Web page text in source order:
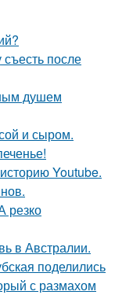
после
душем
и сыром.
Youtube.
резко
в Австралии.
поделились
с размахом